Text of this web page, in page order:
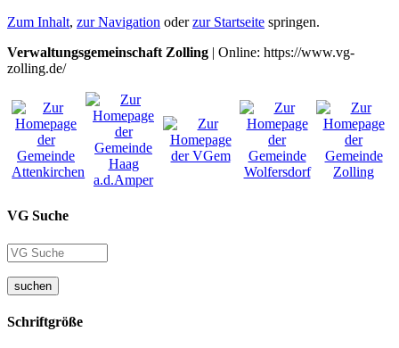
Zum Inhalt, zur Navigation oderzur Startseite springen.
Verwaltungsgemeinschaft Zolling | Online: https://www.vg-
zolling.de/
VG Suche
suchen
Schriftgröße